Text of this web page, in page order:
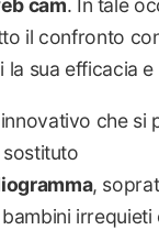
cam. In tale
il confronto
la sua efficacia
che si
,